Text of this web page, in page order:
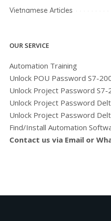
Vietnamese Articles
OUR SERVICE
Automation Training
Unlock POU Password S7-
Unlock Project Password S7-
Unlock Project Password
Unlock Project Password
Find/Install Automation
Contact us via Email or